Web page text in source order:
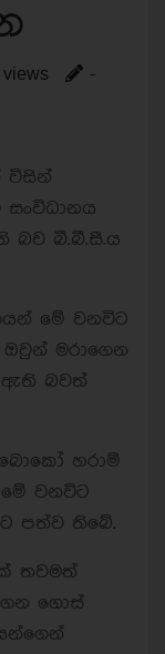
views
-
විසින්
බව බී.බී.සී.ය
මේ වනවිට
මරාගෙන
ඇති බවත්
බොකෝ හරාම්
මේ වනවිට
පත්ව තිබේ.
තවමත්
ගොස්